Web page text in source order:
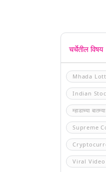
चर्चेतील विषय
Mhada
Indian
म्हाडाच्या बातम्या
Supreme
Viral Video